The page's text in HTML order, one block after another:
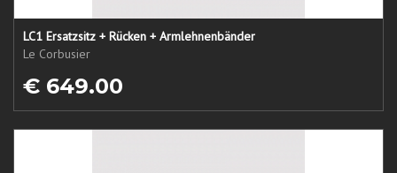
LC1 Ersatzsitz + Rücken + Armlehnenbänder
Le Corbusier
€ 649.00